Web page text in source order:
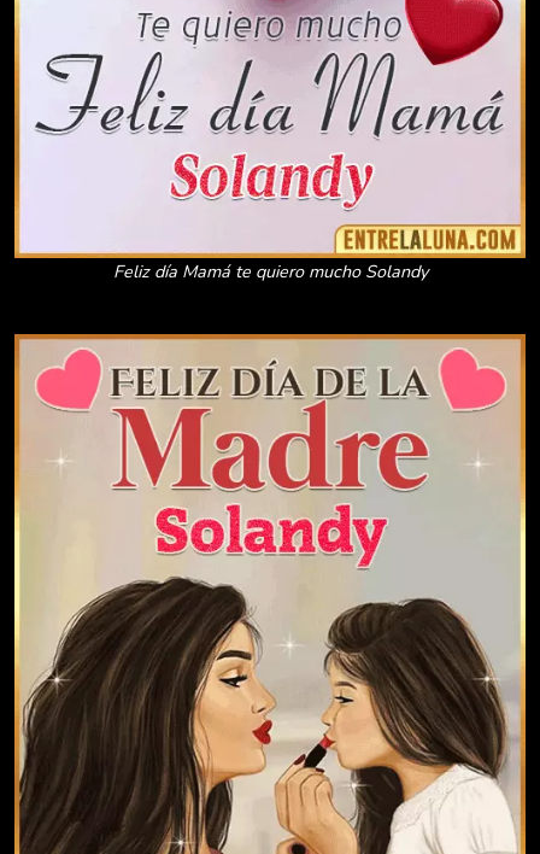
Feliz día Mamá te quiero mucho Solandy